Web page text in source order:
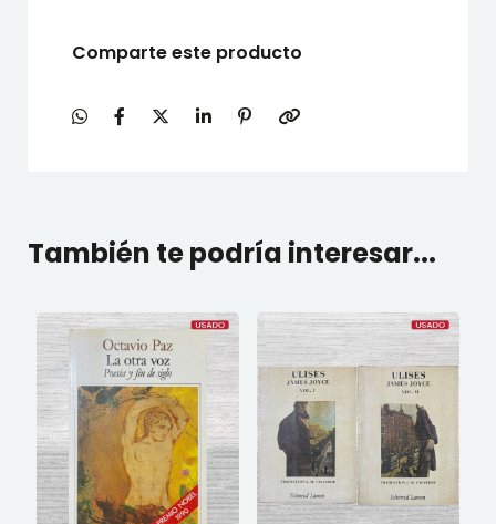
Comparte este producto
También te podría interesar...